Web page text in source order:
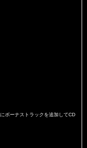
ボーナストラックを追加してCD